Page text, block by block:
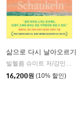
삶으로 다시 날아오르기
빌헬름 슈미트 저/강민경 역
16,200원 (10% 할인)